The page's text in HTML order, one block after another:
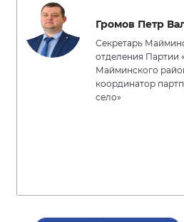
Громов Петр
Секретарь
отделения Партии
Майминского
координатор
село»